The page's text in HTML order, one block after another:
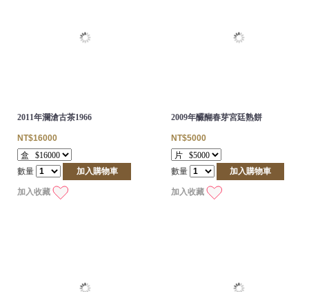
2011年瀾滄古茶1966
NT$16000
數量 加入購物車
加入收藏
2009年釅醐春芽宮廷熟餅
NT$5000
數量 加入購物車
加入收藏